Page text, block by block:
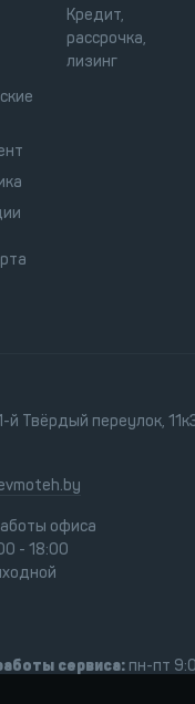
Кредит,
рассрочка,
лизинг
й Твёрдый переулок,
офиса
- 18:00
сервиса:пн-пт